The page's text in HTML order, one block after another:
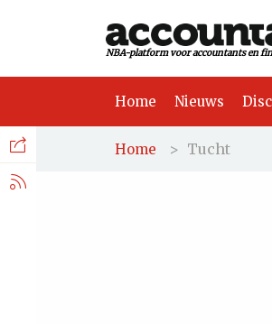
NBA-platform voor accountants en
Home Nieuws
Home > Tucht
Facebook
Nieuws